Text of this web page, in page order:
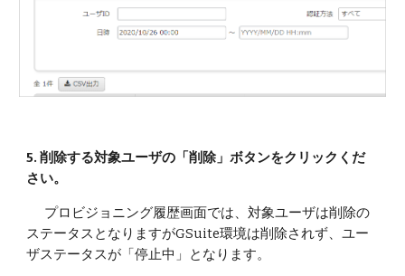
5. 削除する対象ユーザの「削除」ボタンをクリックくだ
さい。
プロビジョニング履歴画面では、対象ユーザは削除の
ステータスとなりますがGSuite環境は削除されず、ユー
ザステータスが「停止中」となります。